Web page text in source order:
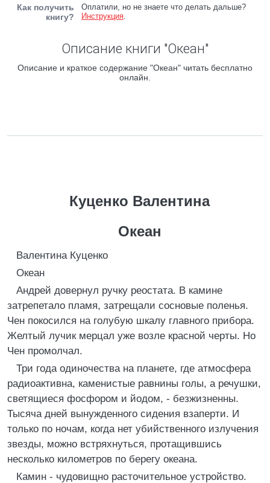
Как получить
книгу?
Оплатили, но не знаете что делать дальше?
Инструкция.
Описание книги "Океан"
Описание и краткое содержание "Океан" читать бесплатно
онлайн.
Куценко Валентина
Океан
Валентина Куценко
Океан
Андрей довернул ручку реостата. В камине
затрепетало пламя, затрещали сосновые поленья.
Чен покосился на голубую шкалу главного прибора.
Желтый лучик мерцал уже возле красной черты. Но
Чен промолчал.
Три года одиночества на планете, где атмосфера
радиоактивна, каменистые равнины голы, а речушки,
светящиеся фосфором и йодом, - безжизненны.
Тысяча дней вынужденного сидения взаперти. И
только по ночам, когда нет убийственного излучения
звезды, можно встряхнуться, протащившись
несколько километров по берегу океана.
Камин - чудовищно расточительное устройство.